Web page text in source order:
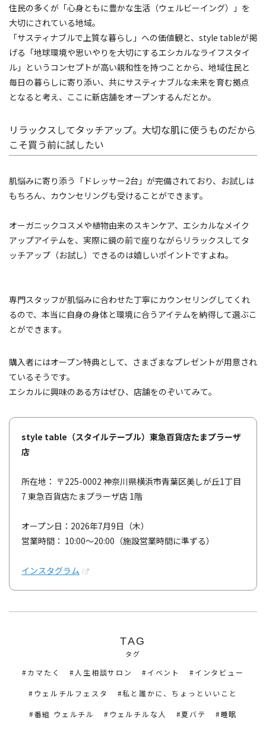
住民の多くが「心身ともに豊かな生活（ウェルビーイング）」を
大切にされている地域。
「サスティナブルで上質な暮らし」への価値観と、style tableが掲
げる「地球環境や思いやりを大切にするエシカルなライフスタイ
ル」というコンセプトが高い親和性を持つことから、地域住民と
毎日の暮らしに寄り添い、共にサスティナブルな未来を育む拠点
となると考え、ここに新店舗をオープンするんだとか。
リラックスしてタッチアップ。大切な肌に使うものだから
こそ買う前に試したい
肌悩みに寄り添う「ドレッサー2台」が完備されており、お試しは
もちろん、カウンセリングも受けることができます。
オーガニックコスメや植物由来のスキンケア、エシカルなメイク
アップアイテムを、実際に鏡の前で座りながらリラックスしてタ
ッチアップ（お試し）できるのは嬉しいポイントですよね。
専門スタッフが肌悩みに合わせた丁寧にカウンセリングしてくれ
るので、本当に自身の身体と環境に合うアイテムを納得して選ぶこ
とができます。
購入者にはオープン特典として、さまざまなプレゼントが用意され
ているそうです。
エシカルに興味のある方はぜひ、店舗をのぞいてみて。
style table（スタイルテーブル）東急百貨店たまプラーザ
店
所在地： 〒225-0002 神奈川県横浜市青葉区美しが丘1丁目
7 東急百貨店たまプラーザ店 1階
オープン日：2026年7月9日（木）
営業時間： 10:00～20:00（施設営業時間に準ずる）
インスタグラム
TAG
タグ
カマたく 人生相談サロン イベント インタビュー
ウェルチルフェスタ 私と誰かに、ちょっといいこと
番組 ウェルチル ウェルチルな人 夏バテ 睡眠